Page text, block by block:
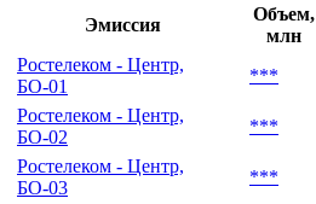
Эмиссия
Объем,
млн
Ростелеком - Центр,
БО-01
***
Ростелеком - Центр,
БО-02
***
Ростелеком - Центр,
БО-03
***